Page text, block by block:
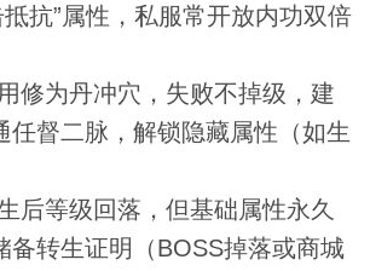
抵抗”属性，私服常开放内功双倍
修为丹冲穴，失败不掉级，建
任督二脉，解锁隐藏属性（如生
后等级回落，但基础属性永久
备转生证明（BOSS掉落或商城